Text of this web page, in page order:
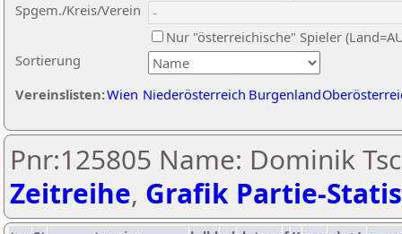
Sortierung
Spgem./Kreis/Verein
Nur "österreichische" Spieler
Vereinslisten:Wien Niederösterreich Burgenland
Pnr:125805 Name: Dominik
Zeitreihe, Grafik Partie-